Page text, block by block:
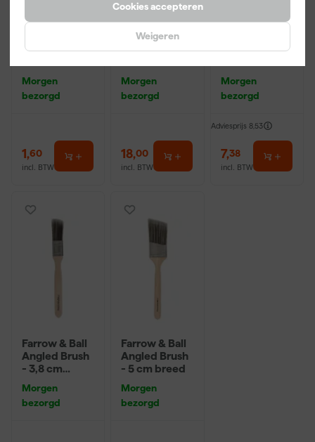
Cookies accepteren
Weigeren
schuurblok
Morgen
bezorgd
1,60
incl. BTW
Farrow & Ball
9" Verfbeugel
Morgen
bezorgd
18,00
incl. BTW
Maxi Micmex
Morgen
bezorgd
Adviesprijs 8,53
7,38
incl. BTW
Farrow & Ball
Angled Brush
- 3,8 cm
Morgen
bezorgd
Farrow & Ball
Angled Brush
- 5 cm breed
Morgen
bezorgd